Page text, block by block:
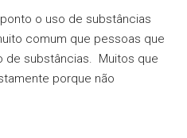
o uso de substâncias
comum que pessoas que
de substâncias. Muitos que
porque não